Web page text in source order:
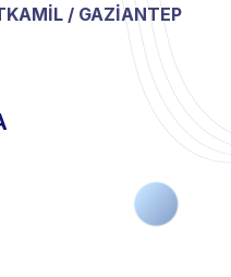
/ GAZİANTEP